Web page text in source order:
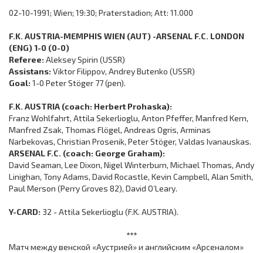
02-10-1991; Wien; 19:30; Praterstadion; Att: 11.000
F.K. AUSTRIA-MEMPHIS WIEN (AUT) -ARSENAL F.C. LONDON
(ENG) 1-0 (0-0)
Referee: Aleksey Spirin (USSR)
Assistans: Viktor Filippov, Andrey Butenko (USSR)
Goal: 1-0 Peter Stöger 77 (pen).
F.K. AUSTRIA (coach: Herbert Prohaska):
Franz Wohlfahrt, Attila Sekerlioglu, Anton Pfeffer, Manfred Kern,
Manfred Zsak, Thomas Flögel, Andreas Ogris, Arminas
Narbekovas, Christian Prosenik, Peter Stöger, Valdas Ivanauskas.
ARSENAL F.C. (coach: George Graham):
David Seaman, Lee Dixon, Nigel Winterburn, Michael Thomas, Andy
Linighan, Tony Adams, David Rocastle, Kevin Campbell, Alan Smith,
Paul Merson (Perry Groves 82), David O’Leary.
Y-CARD: 32 - Attila Sekerlioglu (F.K. AUSTRIA).
***
Матч между венской «Аустрией» и английским «Арсеналом»